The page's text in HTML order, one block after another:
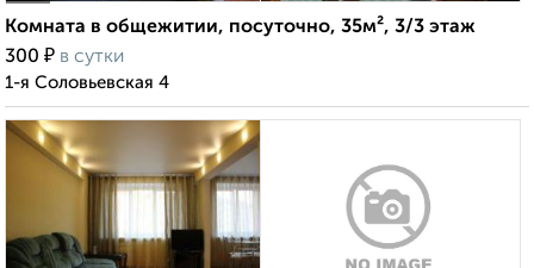
Комната в общежитии, посуточно, 35м², 3/3 этаж
300 ₽ в сутки
1-я Соловьевская 4